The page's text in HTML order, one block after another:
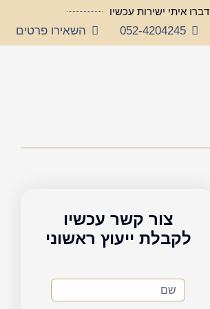
דברו איתי ישירות עכשיו
052-4204245 השאירו פרטים
צור קשר עכשיו
לקבלת ייעוץ ראשוני
שם